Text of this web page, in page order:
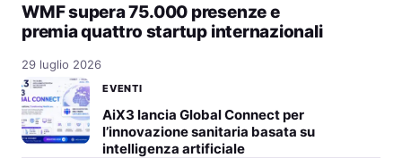
WMF supera 75.000 presenze e
premia quattro startup internazionali
29 luglio 2026
EVENTI
AiX3 lancia Global Connect per
l’innovazione sanitaria basata su
intelligenza artificiale